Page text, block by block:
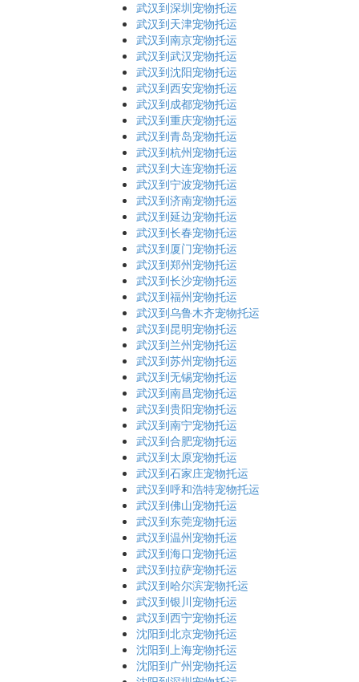
武汉到深圳宠物托运
武汉到天津宠物托运
武汉到南京宠物托运
武汉到武汉宠物托运
武汉到沈阳宠物托运
武汉到西安宠物托运
武汉到成都宠物托运
武汉到重庆宠物托运
武汉到青岛宠物托运
武汉到杭州宠物托运
武汉到大连宠物托运
武汉到宁波宠物托运
武汉到济南宠物托运
武汉到延边宠物托运
武汉到长春宠物托运
武汉到厦门宠物托运
武汉到郑州宠物托运
武汉到长沙宠物托运
武汉到福州宠物托运
武汉到乌鲁木齐宠物托运
武汉到昆明宠物托运
武汉到兰州宠物托运
武汉到苏州宠物托运
武汉到无锡宠物托运
武汉到南昌宠物托运
武汉到贵阳宠物托运
武汉到南宁宠物托运
武汉到合肥宠物托运
武汉到太原宠物托运
武汉到石家庄宠物托运
武汉到呼和浩特宠物托运
武汉到佛山宠物托运
武汉到东莞宠物托运
武汉到温州宠物托运
武汉到海口宠物托运
武汉到拉萨宠物托运
武汉到哈尔滨宠物托运
武汉到银川宠物托运
武汉到西宁宠物托运
沈阳到北京宠物托运
沈阳到上海宠物托运
沈阳到广州宠物托运